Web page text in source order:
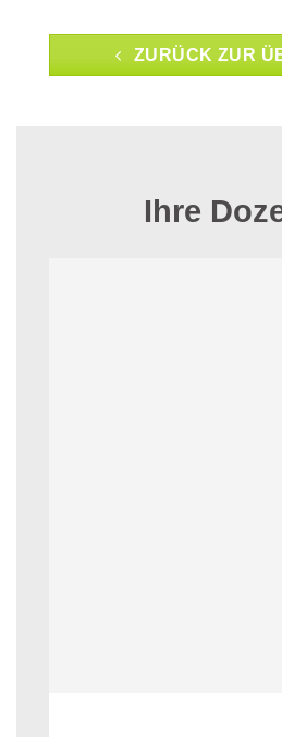
ZURÜCK ZUR
Ihre